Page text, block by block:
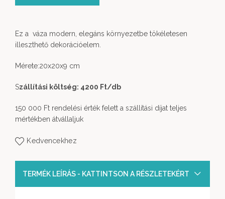
Ez a váza modern, elegáns környezetbe tökéletesen
illeszthető dekorációelem.
Mérete:20x20x9 cm
Szállítási költség: 4200 Ft/db
150 000 Ft rendelési érték felett a szállítási díjat teljes
mértékben átvállaljuk
Kedvencekhez
TERMÉK LEÍRÁS - KATTINTSON A RÉSZLETEKÉRT